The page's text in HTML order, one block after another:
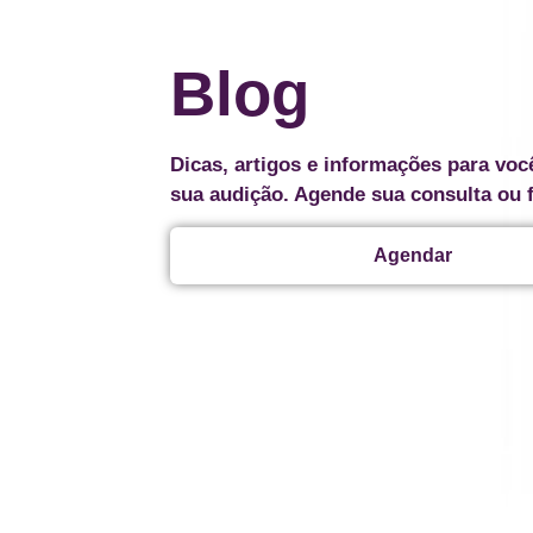
Blog
Dicas, artigos e informações para
sua audição. Agende sua consulta ou
Agendar